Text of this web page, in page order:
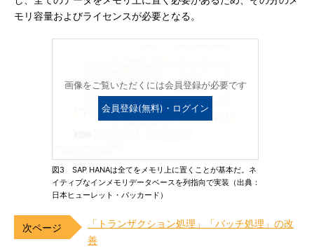
モリ容量およびライセンスが必要となる。
画像をご覧いただくには会員登録が必要です
会員登録(無料)・ログイン
図3 SAP HANAは全てをメモリ上に置くことが基本だ。ネ
イティブなインメモリデータベースを列指向で実装（出典：
日本ヒューレット・パッカード）
「トランザクション処理」「バッチ処理」の改
善